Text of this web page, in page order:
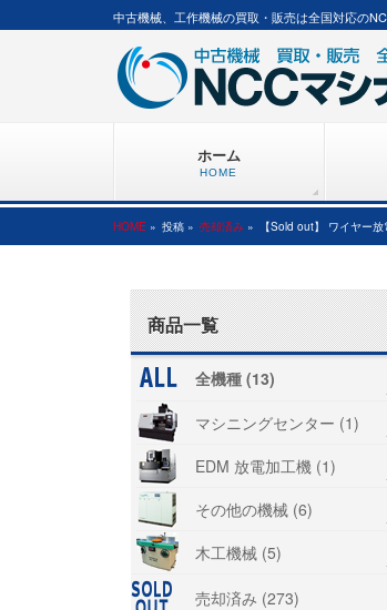
中古機械、工作機械の買取・販売は全国対応の
ホーム
HOME
HOME » 投稿 » 売却済み » 【Sold out】 ワイヤー
商品一覧
全機種 (13)
マシニングセンター (1)
EDM 放電加工機 (1)
その他の機械 (6)
木工機械 (5)
売却済み (273)